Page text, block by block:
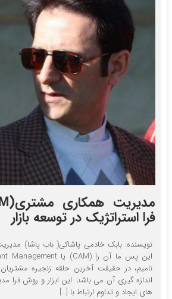
فرا استراتژیک در توسعه بازار
نویسنده: بابک خادمی پاشاکی( باب پاشا)
نامیم، در حقیقت آخرین حلقه زنجیره
اندازه گیری آن می باشد. این ابزار و روش فرا
های ایجاد و تداوم ارتباط با […]